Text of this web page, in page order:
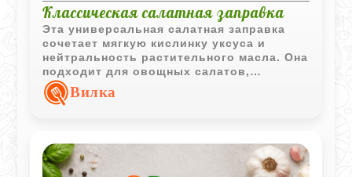
Классическая салатная заправка
Эта универсальная салатная заправка
сочетает мягкую кислинку уксуса и
нейтральность растительного масла. Она
подходит для овощных салатов,
маринадов и холодных закусок.
Вилка